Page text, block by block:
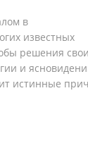
в
известных
решения
и
истинные